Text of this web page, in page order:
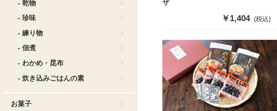
- 乾物
- 珍味
- 練り物
- 佃煮
- わかめ・昆布
- 炊き込みごはんの素
お菓子
ザ
販
格
￥1,404 (税込)